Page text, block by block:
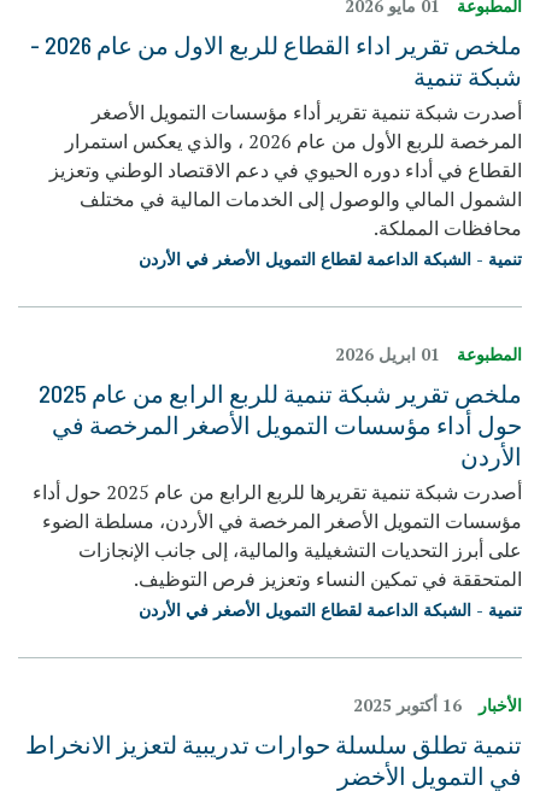
المطبوعة
ملخص تقرير اداء القطاع للربع الاول من عام 2026 -
شبكة تنمیة
أصدرت شبكة تنمیة تقریر أداء مؤسسات التمویل الأصغر
المرخصة للربع الأول من عام 2026 ، والذي یعكس استمرار
القطاع في أداء دوره الحیوي في دعم الاقتصاد الوطني وتعزیز
الشمول المالي والوصول إلى الخدمات المالیة في مختلف
محافظات المملكة.
تنمية - الشبكة الداعمة لقطاع التمويل الأصغر في الأردن
المطبوعة
ملخص تقرير شبكة تنمية للربع الرابع من عام 2025
حول أداء مؤسسات التمويل الأصغر المرخصة في
الأردن
أصدرت شبكة تنمية تقريرها للربع الرابع من عام 2025 حول أداء
مؤسسات التمويل الأصغر المرخصة في الأردن، مسلطة الضوء
على أبرز التحديات التشغيلية والمالية، إلى جانب الإنجازات
المتحققة في تمكين النساء وتعزيز فرص التوظيف.
تنمية - الشبكة الداعمة لقطاع التمويل الأصغر في الأردن
الأخبار 16 أكتوبر 2025
تنمية تطلق سلسلة حوارات تدريبية لتعزيز الانخراط
في التمويل الأخضر